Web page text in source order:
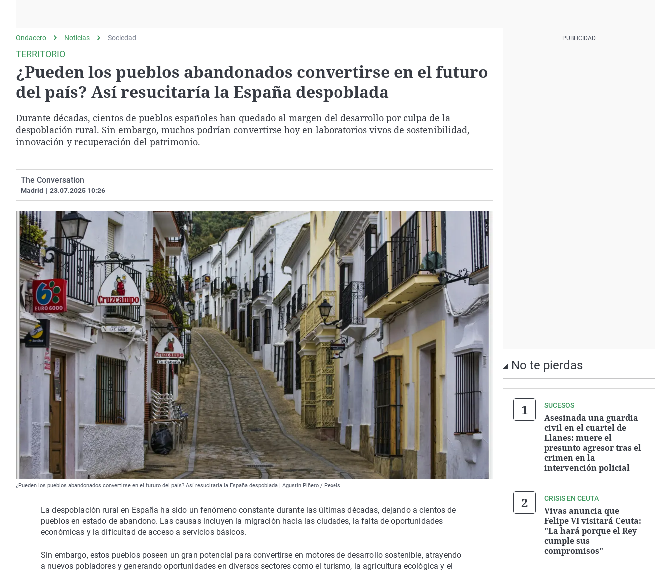
Como el perro y elEquipo de investigación
Negra
País Vasco
Ondacero Noticias Sociedad
TERRITORIO
¿Pueden los pueblos abandonados convertirse en el futuro
del país? Así resucitaría la España despoblada
Durante décadas, cientos de pueblos españoles han quedado al margen del desarrollo por culpa de la
despoblación rural. Sin embargo, muchos podrían convertirse hoy en laboratorios vivos de sostenibilidad,
innovación y recuperación del patrimonio.
The Conversation
Madrid | 23.07.2025 10:26
¿Pueden los pueblos abandonados convertirse en el futuro del país? Así resucitaría la España despoblada | Agustín Piñero / Pexels
La despoblación rural en España ha sido un fenómeno constante durante las últimas décadas, dejando a cientos de
pueblos en estado de abandono. Las causas incluyen la migración hacia las ciudades, la falta de oportunidades
económicas y la dificultad de acceso a servicios básicos.
Sin embargo, estos pueblos poseen un gran potencial para convertirse en motores de desarrollo sostenible, atrayendo
a nuevos pobladores y generando oportunidades en diversos sectores como el turismo, la agricultura ecológica y el
No te pierdas
SUCESOS
Asesinada una guardia
civil en el cuartel de
Llanes: muere el
presunto agresor tras el
crimen en la
intervención policial
CRISIS EN CEUTA
Vivas anuncia que
Felipe VI visitará Ceuta:
"La hará porque el Rey
cumple sus
compromisos"